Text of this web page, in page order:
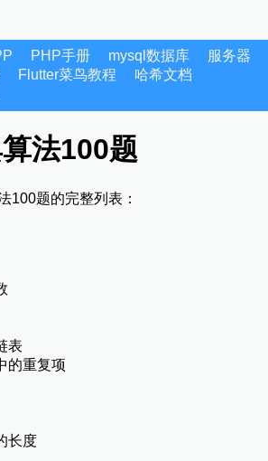
PHP手册 mysql数据库
服务器
Flutter菜鸟教程
哈希文档
法100题
100题的完整列表：
表
的重复项
长度